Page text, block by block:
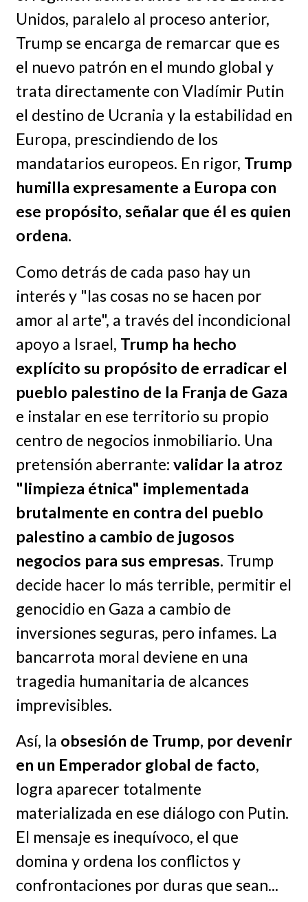
Unidos, paralelo al proceso anterior,
Trump se encarga de remarcar que es
el nuevo patrón en el mundo global y
trata directamente con Vladímir Putin
el destino de Ucrania y la estabilidad en
Europa, prescindiendo de los
mandatarios europeos. En rigor, Trump
humilla expresamente a Europa con
ese propósito, señalar que él es quien
ordena.
Como detrás de cada paso hay un
interés y "las cosas no se hacen por
amor al arte", a través del incondicional
apoyo a Israel, Trump ha hecho
explícito su propósito de erradicar el
pueblo palestino de la Franja de Gaza
e instalar en ese territorio su propio
centro de negocios inmobiliario. Una
pretensión aberrante: validar la atroz
"limpieza étnica" implementada
brutalmente en contra del pueblo
palestino a cambio de jugosos
negocios para sus empresas. Trump
decide hacer lo más terrible, permitir el
genocidio en Gaza a cambio de
inversiones seguras, pero infames. La
bancarrota moral deviene en una
tragedia humanitaria de alcances
imprevisibles.
Así, la obsesión de Trump, por devenir
en un Emperador global de facto,
logra aparecer totalmente
materializada en ese diálogo con Putin.
El mensaje es inequívoco, el que
domina y ordena los conflictos y
confrontaciones por duras que sean...